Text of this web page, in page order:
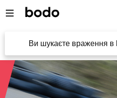
Ви шукаєте враження в